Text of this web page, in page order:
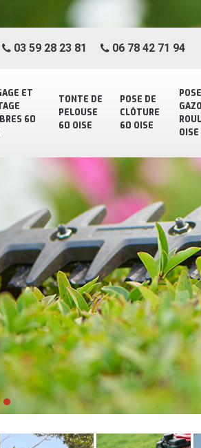
ET
60
TONTE DE
PELOUSE
60 OISE
POSE DE
CLÔTURE
60 OISE
OISE
03 59 28 23 81 06 78 42 71 94